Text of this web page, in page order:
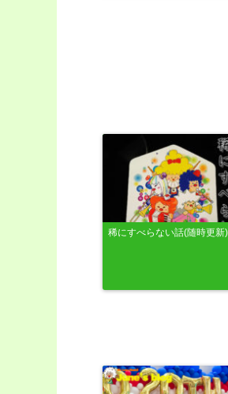
稀にすべらない話(随時更新)